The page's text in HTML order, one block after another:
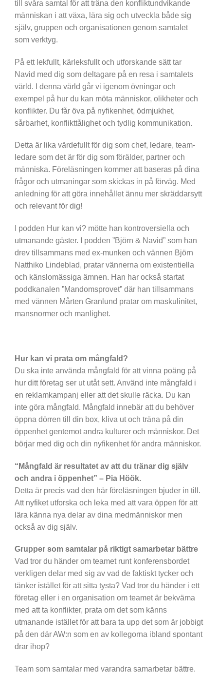
till svåra samtal för att träna den konfliktundvikande
människan i att växa, lära sig och utveckla både sig
själv, gruppen och organisationen genom samtalet
som verktyg.
På ett lekfullt, kärleksfullt och utforskande sätt tar
Navid med dig som deltagare på en resa i samtalets
värld. I denna värld går vi igenom övningar och
exempel på hur du kan möta människor, olikheter och
konflikter. Du får öva på nyfikenhet, ödmjukhet,
sårbarhet, konflikttålighet och tydlig kommunikation.
Detta är lika värdefullt för dig som chef, ledare, team-
ledare som det är för dig som förälder, partner och
människa. Föreläsningen kommer att baseras på dina
frågor och utmaningar som skickas in på förväg. Med
anledning för att göra innehållet ännu mer skräddarsytt
och relevant för dig!
I podden Hur kan vi? mötte han kontroversiella och
utmanande gäster. I podden ”Björn & Navid” som han
drev tillsammans med ex-munken och vännen Björn
Natthiko Lindeblad, pratar vännerna om existentiella
och känslomässiga ämnen. Han har också startat
poddkanalen ”Mandomsprovet” där han tillsammans
med vännen Mårten Granlund pratar om maskulinitet,
mansnormer och manlighet.
Hur kan vi prata om mångfald?
Du ska inte använda mångfald för att vinna poäng på
hur ditt företag ser ut utåt sett. Använd inte mångfald i
en reklamkampanj eller att det skulle räcka. Du kan
inte göra mångfald. Mångfald innebär att du behöver
öppna dörren till din box, kliva ut och träna på din
öppenhet gentemot andra kulturer och människor. Det
börjar med dig och din nyfikenhet för andra människor.
“Mångfald är resultatet av att du tränar dig själv
och andra i öppenhet” – Pia Höök.
Detta är precis vad den här föreläsningen bjuder in till.
Att nyfiket utforska och leka med att vara öppen för att
lära känna nya delar av dina medmänniskor men
också av dig själv.
Grupper som samtalar på riktigt samarbetar bättre
Vad tror du händer om teamet runt konferensbordet
verkligen delar med sig av vad de faktiskt tycker och
tänker istället för att sitta tysta? Vad tror du händer i ett
företag eller i en organisation om teamet är bekväma
med att ta konflikter, prata om det som känns
utmanande istället för att bara ta upp det som är jobbigt
på den där AW:n som en av kollegorna ibland spontant
drar ihop?
Team som samtalar med varandra samarbetar bättre.